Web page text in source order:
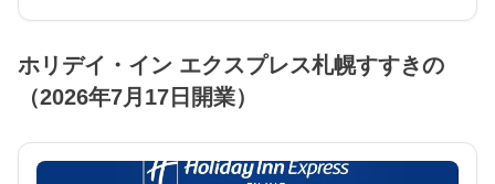
ホリデイ・イン エクスプレス札幌すすきの
（2026年7月17日開業）